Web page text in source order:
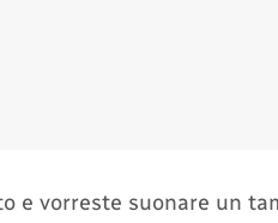
e vorreste suonare un